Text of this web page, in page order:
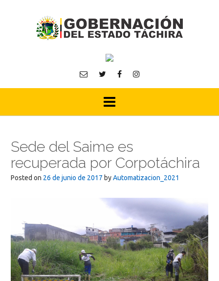
Sede del Saime es
recuperada por Corpotáchira
Posted on 26 de junio de 2017 byAutomatizacion_2021